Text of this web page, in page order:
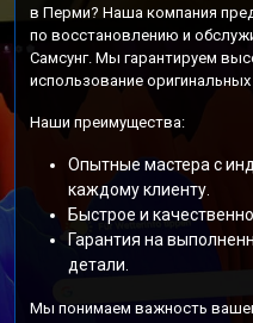
в Перми? Наша компания
по восстановлению и
Самсунг. Мы гарантируем
использование оригинальных
Наши преимущества:
Опытные мастера с
каждому клиенту.
Быстрое и
Гарантия на
детали.
Мы понимаем важность